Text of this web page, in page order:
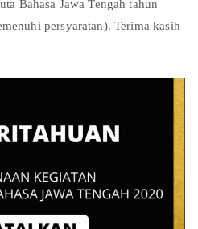
Bahasa Jawa Tengah tahun
persyaratan). Terima kasih